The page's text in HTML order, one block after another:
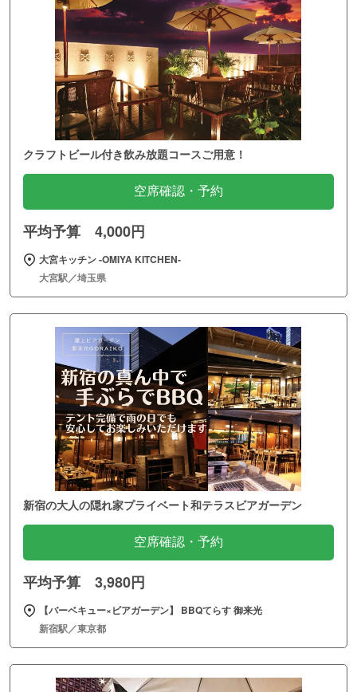
クラフトビール付き飲み放題コースご用意！
空席確認・予約
平均予算 4,000円
大宮キッチン ‐OMIYA KITCHEN‐
大宮駅／埼玉県
新宿の大人の隠れ家プライベート和テラスビアガーデン
空席確認・予約
平均予算 3,980円
【バーベキュー×ビアガーデン】 BBQてらす 御来光
新宿駅／東京都